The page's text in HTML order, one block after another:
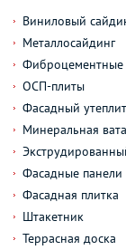
Виниловый
Металлосайдинг
Фиброцементные
ОСП-плиты
Фасадный
Минеральная вата
Фасадные панели
Фасадная плитка
Штакетник
Террасная доска